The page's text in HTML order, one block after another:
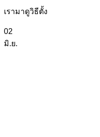
เรามาดูวิธีตั้ง
02
มิ.ย.